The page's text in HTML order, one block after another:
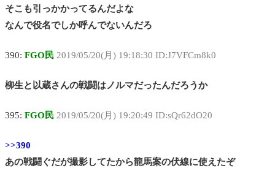
そこも引っかかってるんだよな
なんで役名でしか呼んでないんだろ
390: FGO民 2019/05/20(月) 19:18:30 ID:J7VFCm8k0
柳生と以蔵さんの戦闘はノルマだったんだろうか
395: FGO民 2019/05/20(月) 19:20:49 ID:sQr62dO20
>>390
あの戦闘ぐだが撮影してたから龍馬案の伏線に使えたぞ